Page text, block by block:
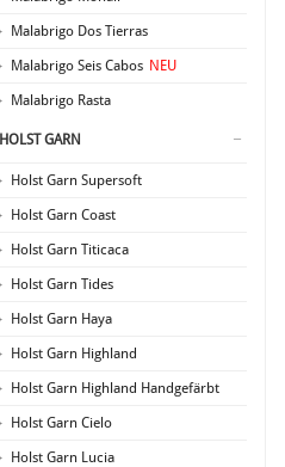
Malabrigo Dos Tierras
Malabrigo Seis Cabos NEU
Malabrigo Rasta
HOLST GARN
Holst Garn Supersoft
Holst Garn Coast
Holst Garn Titicaca
Holst Garn Tides
Holst Garn Haya
Holst Garn Highland
Holst Garn Highland Handgefärbt
Holst Garn Cielo
Holst Garn Lucia